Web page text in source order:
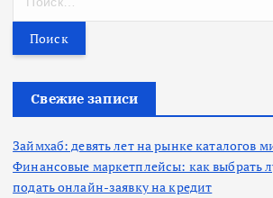
т
Свежие записи
Займхаб: девять лет на рынке каталогов
Финансовые маркетплейсы: как выбрать
подать онлайн-заявку на кредит